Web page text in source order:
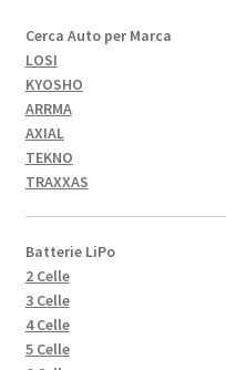
Cerca Auto per Marca
LOSI
KYOSHO
ARRMA
AXIAL
TEKNO
TRAXXAS
Batterie LiPo
2 Celle
3 Celle
4 Celle
5 Celle